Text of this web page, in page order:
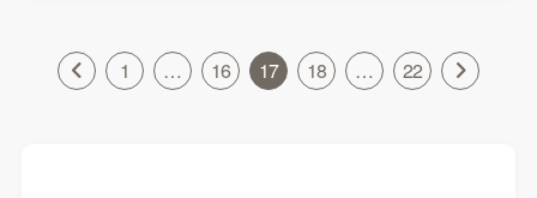
1 … 16 17 18 … 22